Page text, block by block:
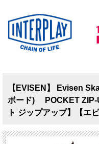
【EVISEN】 Evisen
ボード) POCKET
ト ジップアップ】【エ